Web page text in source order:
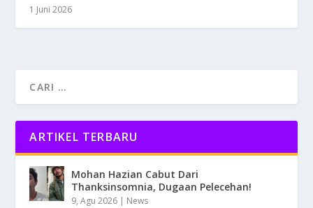
1 Juni 2026
ARTIKEL TERBARU
Mohan Hazian Cabut Dari
Thanksinsomnia, Dugaan Pelecehan!
9, Agu 2026 | News